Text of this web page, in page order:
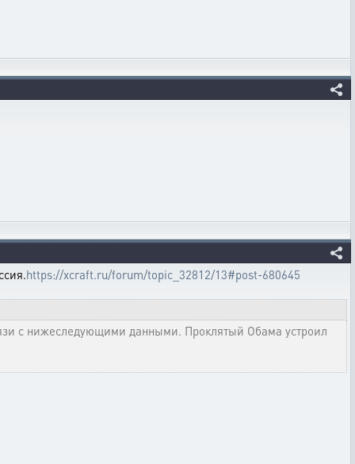
https://xcraft.ru/forum/topic_32812/13#post-680645
с нижеследующими данными. Проклятый Обама устроил